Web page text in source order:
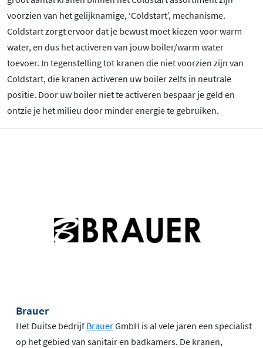
voorzien van het gelijknamige, ‘Coldstart’, mechanisme.
Coldstart zorgt ervoor dat je bewust moet kiezen voor warm
water, en dus het activeren van jouw boiler/warm water
toevoer. In tegenstelling tot kranen die niet voorzien zijn van
Coldstart, die kranen activeren uw boiler zelfs in neutrale
positie. Door uw boiler niet te activeren bespaar je geld en
ontzie je het milieu door minder energie te gebruiken.
Brauer
Het Duitse bedrijf BrauerGmbH is al vele jaren een specialist
op het gebied van sanitair en badkamers. De kranen,